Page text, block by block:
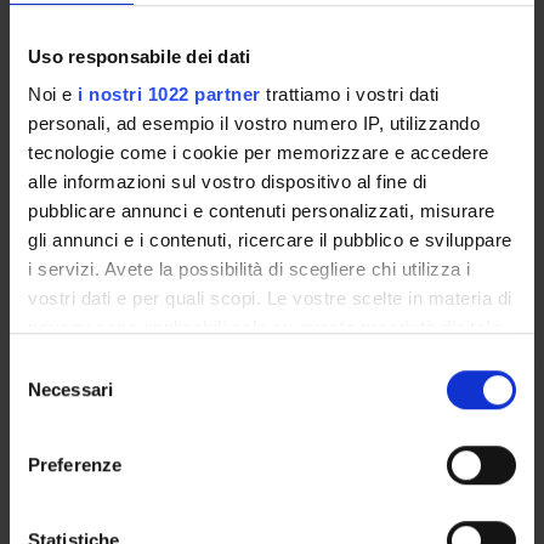
Uso responsabile dei dati
Noi e i nostri 1022 partner trattiamo i vostri dati
personali, ad esempio il vostro numero IP, utilizzando
tecnologie come i cookie per memorizzare e accedere
alle informazioni sul vostro dispositivo al fine di
pubblicare annunci e contenuti personalizzati, misurare
gli annunci e i contenuti, ricercare il pubblico e sviluppare
i servizi. Avete la possibilità di scegliere chi utilizza i
vostri dati e per quali scopi. Le vostre scelte in materia di
modificare o revocare il proprio consenso in qualsiasi
momento dalla Dichiarazione sui cookie o facendo clic
raccogliere informazioni sulla tua posizione
Necessari
Preferenze
Statistiche
1
Period
1 SEMESTRE PROFESSIONI SANITARIE
Academic staff
Not yet assigned
Lessons timetable
INFERMIERISTICA CLINICA 1
1
Period